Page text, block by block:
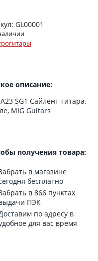
GL00001
описание:
SG1 Сайлент-гитара,
MIG Guitars
получения товара:
в магазине
бесплатно
в 866 пунктах
ПЭК
по адресу в
для вас время